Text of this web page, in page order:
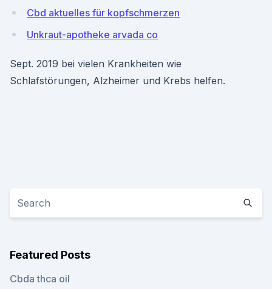
Cbd aktuelles für kopfschmerzen
Unkraut-apotheke arvada co
Sept. 2019 bei vielen Krankheiten wie
Schlafstörungen, Alzheimer und Krebs helfen.
Featured Posts
Cbda thca oil